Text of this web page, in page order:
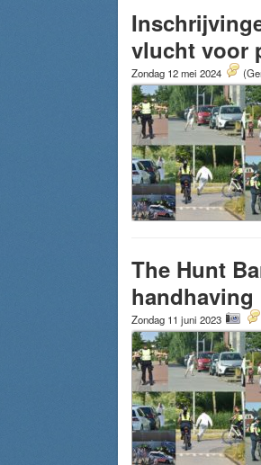
vlucht voor
Zondag 12 mei 2024
The Hunt
handhaving
Zondag 11 juni 2023